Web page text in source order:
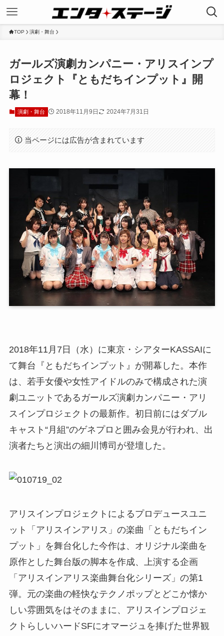
TOP 演劇・舞台
ガールズ演劇カンパニー・アリスインプ
ロジェクト『ともだちインプット』開
幕！
演劇・舞台 2018年11月9日 2024年7月31日
当ページには広告が含まれています
2018年11月7日（水）に東京・シアターKASSAIに
て舞台『ともだちインプット』が開幕した。本作
は、若手女優や女性アイドルのみで構成された演
劇ユニットであるガールズ演劇カンパニー・アリ
スインプロジェクトの最新作。初日前にはダブル
キャスト“月組”のゲネプロと囲み会見が行われ、出
演者たちと演出の細川博司が登壇した。
アリスインプロジェクトによるプロデュースユニ
ット「アリスインアリス」の楽曲「ともだちイン
プット」を舞台化した今作は、オリジナル楽曲を
原作とした舞台版の脚本を作成、上演する企画
「アリスインアリス楽曲舞台化シリーズ」の第1
弾。元の楽曲の軽快なテクノポップとどこか懐か
しい雰囲気をはそのままに、アリスインプロジェ
クトらしいハードSFにオマージュを捧げた世界観